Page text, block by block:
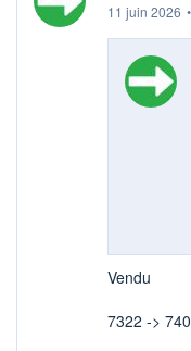
11 juin 2026 •
Vendu
7322 ->